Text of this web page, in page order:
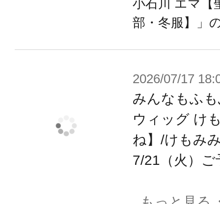
小石川 エマ【
部・冬服】」
2026/07/17
みんなもふ
ウィッグ け
ね】/けもみ
7/21（火）ご